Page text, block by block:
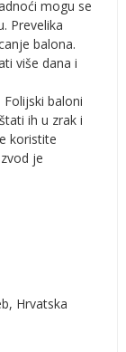
mogu se
Prevelika
balona.
više dana i
baloni
ih u zrak i
koristite
je
Hrvatska